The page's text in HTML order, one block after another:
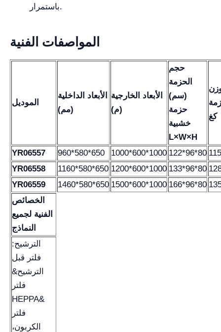
باستمرار.
المواصفات الفنية
الموديل
الأبعاد الداخلية
(مم)
الأبعاد الخارجية
(م)
حجم
الحزمة
(سم)
حزمة
خشبية
L×W×H
كغ
YR06557 960*580*650 1000*600*1000 122*96*80
YR06558
1160*580*650 1200*600*1000 133*96*80
YR06559
1460*580*650 1500*600*1000 166*96*80
الخصائص
الفنية لجميع
النماذج
الترشيح:
فلتر قبل
الترشيح&
فلتر
HEPPA&
فلتر
الكربون،